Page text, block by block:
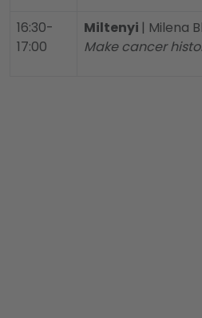
16:30-
17:00
Miltenyi | Milena
Make cancer